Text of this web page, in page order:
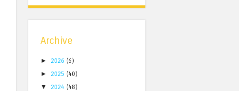
Archive
► 2026 (6)
► 2025 (40)
▼ 2024 (48)